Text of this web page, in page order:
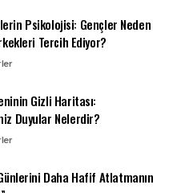
Psikolojisi: Gençler Neden
Tercih Ediyor?
Gizli Haritası:
Duyular Nelerdir?
Günlerini Daha Hafif Atlatmanın